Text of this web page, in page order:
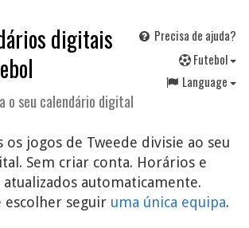
digitais
o seu calendário digital
Precisa de ajuda?
Futebol
Language
jogos de Tweede divisie ao seu
Sem criar conta. Horários e
atualizados automaticamente.
escolher seguir uma única equipa.